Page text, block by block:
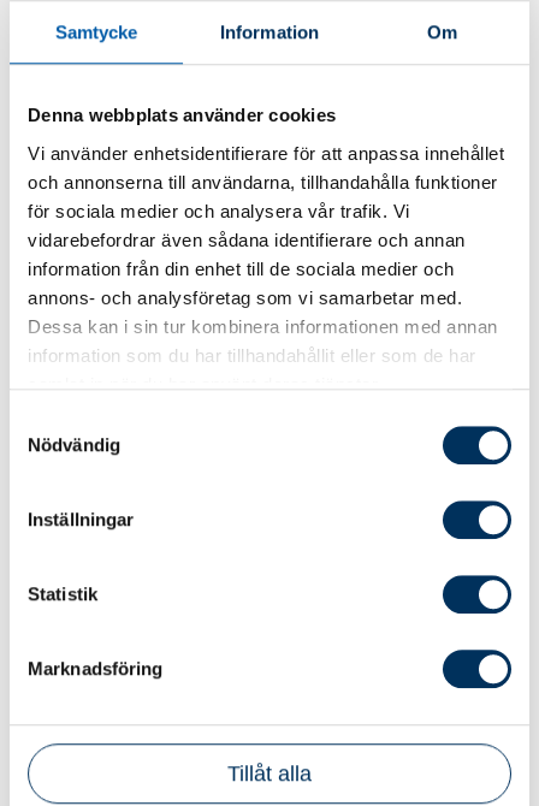
Samtycke Information Om
Denna webbplats använder cookies
Vi använder enhetsidentifierare för att anpassa innehållet
och annonserna till användarna, tillhandahålla funktioner
för sociala medier och analysera vår trafik. Vi
vidarebefordrar även sådana identifierare och annan
information från din enhet till de sociala medier och
annons- och analysföretag som vi samarbetar med.
Dessa kan i sin tur kombinera informationen med annan
information som du har tillhandahållit eller som de har
Nödvändig
Inställningar
Statistik
Marknadsföring
Tillåt alla
Kursen riktar sig till dig som har goda
beskattning av delägare till fåmansföretag.
Kursmål
Efter avslutad kurs kan du:
Förstå och tillämpa centrala regler inom
beskattning av fåmansföretag och
delägare.
konsekvenser i vanliga situationer i
Göra kvalificerade bedömningar inom 3:12-
regelverket.
Under kursen går vi igenom:
Bedömning om aktierna är kvalificerade
eller inte: utomståenderegeln, samma och
likartad verksamhet